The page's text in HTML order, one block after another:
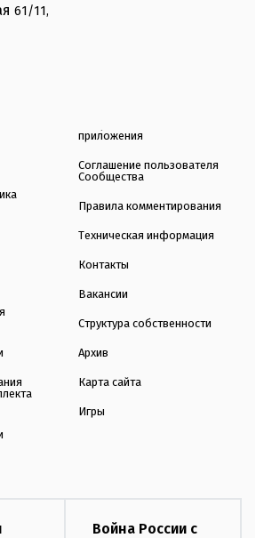
61/11,
приложения
Соглашение пользователя
Сообщества
Правила комментирования
Техническая информация
Контакты
Вакансии
Структура собственности
Архив
Карта сайта
Игры
Война России с